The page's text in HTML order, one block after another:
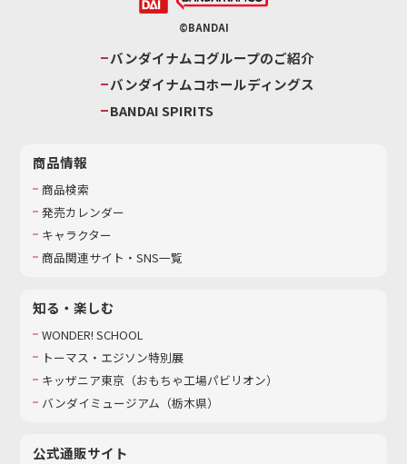
©BANDAI
バンダイナムコグループのご紹介
バンダイナムコホールディングス
BANDAI SPIRITS
商品情報
商品検索
発売カレンダー
キャラクター
商品関連サイト・SNS一覧
知る・楽しむ
WONDER! SCHOOL
トーマス・エジソン特別展
キッザニア東京（おもちゃ工場パビリオン）​
バンダイミュージアム（栃木県）
公式通販サイト